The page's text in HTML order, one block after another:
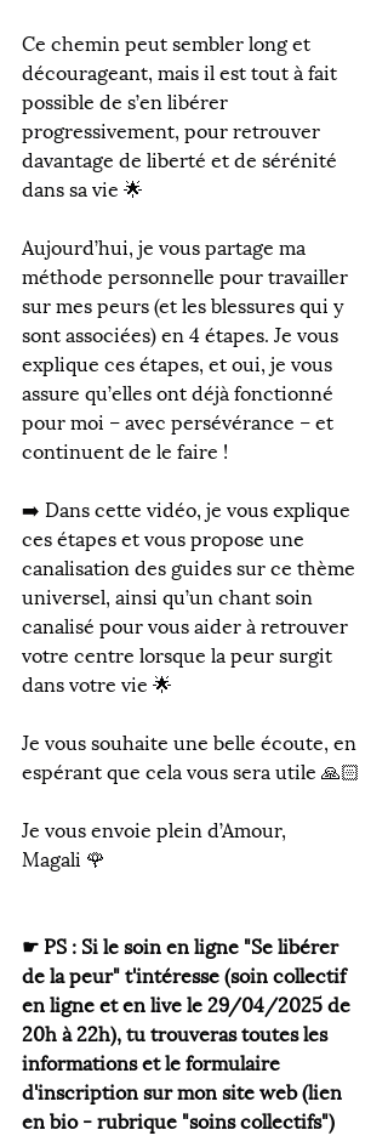
Ce chemin peut sembler long et
décourageant, mais il est tout à fait
possible de s’en libérer
progressivement, pour retrouver
davantage de liberté et de sérénité
dans sa vie 🌟
Aujourd’hui, je vous partage ma
méthode personnelle pour travailler
sur mes peurs (et les blessures qui y
sont associées) en 4 étapes. Je vous
explique ces étapes, et oui, je vous
assure qu’elles ont déjà fonctionné
pour moi – avec persévérance – et
continuent de le faire !
➡️ Dans cette vidéo, je vous explique
ces étapes et vous propose une
canalisation des guides sur ce thème
universel, ainsi qu’un chant soin
canalisé pour vous aider à retrouver
votre centre lorsque la peur surgit
dans votre vie 🌟
Je vous souhaite une belle écoute, en
espérant que cela vous sera utile 🙏🏻
Je vous envoie plein d’Amour,
Magali 🌹
☛ PS : Si le soin en ligne "Se libérer
de la peur" t'intéresse (soin collectif
en ligne et en live le 29/04/2025 de
20h à 22h), tu trouveras toutes les
informations et le formulaire
d'inscription sur mon site web (lien
en bio - rubrique "soins collectifs")